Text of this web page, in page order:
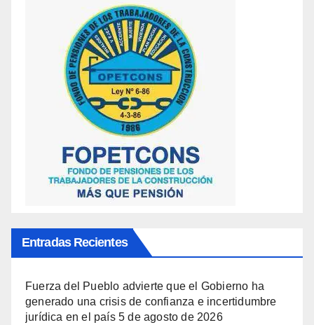
Entradas Recientes
Fuerza del Pueblo advierte que el Gobierno ha
generado una crisis de confianza e incertidumbre
jurídica en el país 5 de agosto de 2026